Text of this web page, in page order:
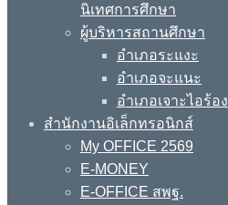
นิเทศการศึกษา
ผู้บริหารสถานศึกษา
อำเภอระแงะ
อำเภอจะแนะ
อำเภอเจาะไอร้อง
สำนักงานอิเล็กทรอนิกส์
My OFFICE 2569
E-MONEY
E-OFFICE สพฐ.